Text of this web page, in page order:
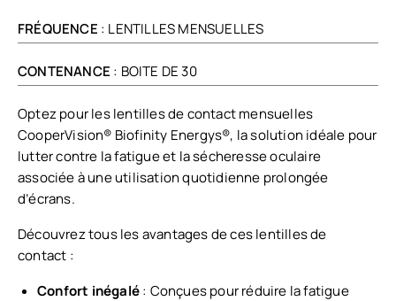
FRÉQUENCE : LENTILLES MENSUELLES
CONTENANCE : BOITE DE 30
Optez pour les lentilles de contact mensuelles
CooperVision® Biofinity Energys®, la solution idéale pour
lutter contre la fatigue et la sécheresse oculaire
associée à une utilisation quotidienne prolongée
d’écrans.
Découvrez tous les avantages de ces lentilles de
contact :
Confort inégalé: Conçues pour réduire la fatigue